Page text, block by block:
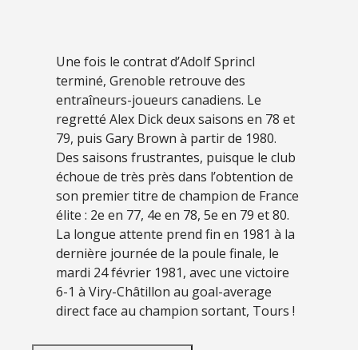
Une fois le contrat d’Adolf Sprincl
terminé, Grenoble retrouve des
entraîneurs-joueurs canadiens. Le
regretté Alex Dick deux saisons en 78 et
79, puis Gary Brown à partir de 1980.
Des saisons frustrantes, puisque le club
échoue de très près dans l’obtention de
son premier titre de champion de France
élite : 2e en 77, 4e en 78, 5e en 79 et 80.
La longue attente prend fin en 1981 à la
dernière journée de la poule finale, le
mardi 24 février 1981, avec une victoire
6-1 à Viry-Châtillon au goal-average
direct face au champion sortant, Tours !